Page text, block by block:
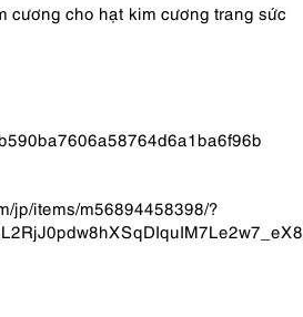
cương cho hạt kim cương trang sức
jp/items/m56894458398/?